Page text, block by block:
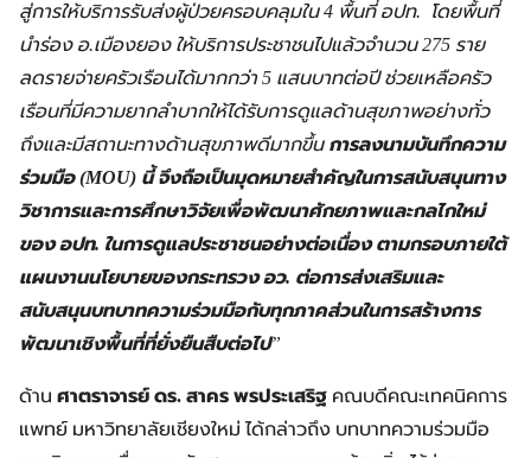
สู่การให้บริการรับส่งผู้ป่วยครอบคลุมใน 4 พื้นที่ อปท. โดยพื้นที่
นำร่อง อ.เมืองยอง ให้บริการประชาชนไปแล้วจำนวน 275 ราย
ลดรายจ่ายครัวเรือนได้มากกว่า 5 แสนบาทต่อปี ช่วยเหลือครัว
เรือนที่มีความยากลำบากให้ได้รับการดูแลด้านสุขภาพอย่างทั่ว
ถึงและมีสถานะทางด้านสุขภาพดีมากขึ้น การลงนามบันทึกความ
ร่วมมือ (MOU) นี้ จึงถือเป็นมุดหมายสำคัญในการสนับสนุนทาง
วิชาการและการศึกษาวิจัยเพื่อพัฒนาศักยภาพและกลไกใหม่
ของ อปท. ในการดูแลประชาชนอย่างต่อเนื่อง ตามกรอบภายใต้
แผนงานนโยบายของกระทรวง อว. ต่อการส่งเสริมและ
สนับสนุนบทบาทความร่วมมือกับทุกภาคส่วนในการสร้างการ
พัฒนาเชิงพื้นที่ที่ยั่งยืนสืบต่อไป”
ด้าน ศาตราจารย์ ดร. สาคร พรประเสริฐ คณบดีคณะเทคนิคการ
แพทย์ มหาวิทยาลัยเชียงใหม่ ได้กล่าวถึง บทบาทความร่วมมือ